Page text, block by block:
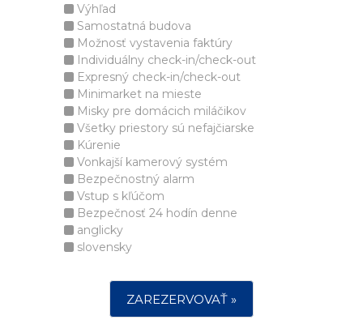
Výhľad
Samostatná budova
Možnosť vystavenia faktúry
Individuálny check-in/check-out
Expresný check-in/check-out
Minimarket na mieste
Misky pre domácich miláčikov
Všetky priestory sú nefajčiarske
Kúrenie
Vonkajší kamerový systém
Bezpečnostný alarm
Vstup s kľúčom
Bezpečnosť 24 hodín denne
anglicky
slovensky
ZAREZERVOVAŤ »